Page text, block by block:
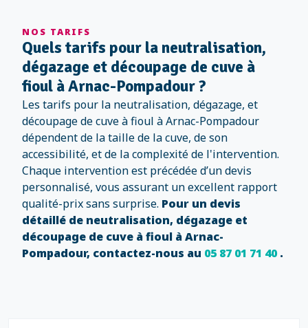
NOS TARIFS
Quels tarifs pour la neutralisation,
dégazage et découpage de cuve à
fioul à Arnac-Pompadour ?
Les tarifs pour la neutralisation, dégazage, et
découpage de cuve à fioul à Arnac-Pompadour
dépendent de la taille de la cuve, de son
accessibilité, et de la complexité de l'intervention.
Chaque intervention est précédée d’un devis
personnalisé, vous assurant un excellent rapport
qualité-prix sans surprise. Pour un devis
détaillé de neutralisation, dégazage et
découpage de cuve à fioul à Arnac-
Pompadour, contactez-nous au 05 87 01 71 40.